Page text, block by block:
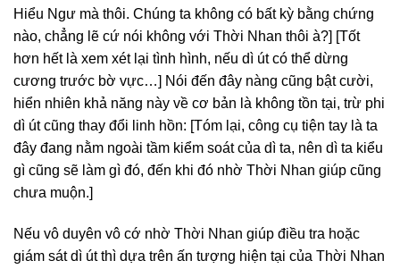
Hiểu Ngư mà thôi. Chúng ta không có bất kỳ bằng chứng
nào, chẳng lẽ cứ nói không với Thời Nhan thôi à?] [Tốt
hơn hết là xem xét lại tình hình, nếu dì út có thể dừng
cương trước bờ vực…] Nói đến đây nàng cũng bật cười,
hiển nhiên khả năng này về cơ bản là không tồn tại, trừ phi
dì út cũng thay đổi linh hồn: [Tóm lại, công cụ tiện tay là ta
đây đang nằm ngoài tầm kiểm soát của dì ta, nên dì ta kiểu
gì cũng sẽ làm gì đó, đến khi đó nhờ Thời Nhan giúp cũng
chưa muộn.]
Nếu vô duyên vô cớ nhờ Thời Nhan giúp điều tra hoặc
giám sát dì út thì dựa trên ấn tượng hiện tại của Thời Nhan